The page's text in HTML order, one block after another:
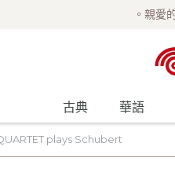
。親愛
古典 華語
plays Schubert